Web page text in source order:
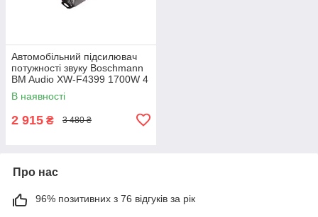
Автомобільний підсилювач
потужності звуку Boschmann
BM Audio XW-F4399 1700W 4
канали
В наявності
2 915 ₴ 3 480 ₴
Про нас
96% позитивних з 76 відгуків за рік